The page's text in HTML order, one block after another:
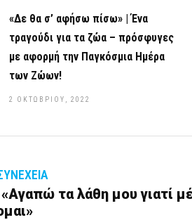
«Δε θα σ’ αφήσω πίσω» | Ένα
τραγούδι για τα ζώα – πρόσφυγες
με αφορμή την Παγκόσμια Ημέρα
των Ζώων!
2 ΟΚΤΩΒΡΊΟΥ, 2022
τα λάθη μου γιατί